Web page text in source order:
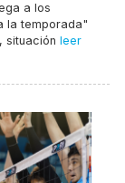
a los
la temporada"
situación leer